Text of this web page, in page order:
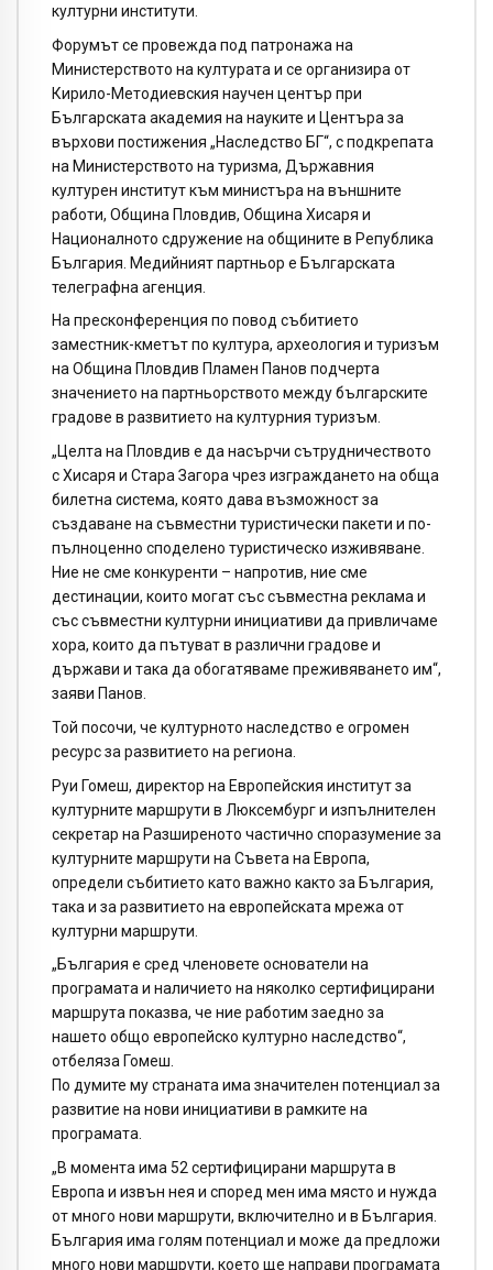
културни институти.
Форумът се провежда под патронажа на
Министерството на културата и се организира от
Кирило-Методиевския научен център при
Българската академия на науките и Центъра за
върхови постижения „Наследство БГ“, с подкрепата
на Министерството на туризма, Държавния
културен институт към министъра на външните
работи, Община Пловдив, Община Хисаря и
Националното сдружение на общините в Република
България. Медийният партньор е Българската
телеграфна агенция.
На пресконференция по повод събитието
заместник-кметът по култура, археология и туризъм
на Община Пловдив Пламен Панов подчерта
значението на партньорството между българските
градове в развитието на културния туризъм.
„Целта на Пловдив е да насърчи сътрудничеството
с Хисаря и Стара Загора чрез изграждането на обща
билетна система, която дава възможност за
създаване на съвместни туристически пакети и по-
пълноценно споделено туристическо изживяване.
Ние не сме конкуренти – напротив, ние сме
дестинации, които могат със съвместна реклама и
със съвместни културни инициативи да привличаме
хора, които да пътуват в различни градове и
държави и така да обогатяваме преживяването им“,
заяви Панов.
Той посочи, че културното наследство е огромен
ресурс за развитието на региона.
Руи Гомеш, директор на Европейския институт за
културните маршрути в Люксембург и изпълнителен
секретар на Разширеното частично споразумение за
културните маршрути на Съвета на Европа,
определи събитието като важно както за България,
така и за развитието на европейската мрежа от
културни маршрути.
„България е сред членовете основатели на
програмата и наличието на няколко сертифицирани
маршрута показва, че ние работим заедно за
нашето общо европейско културно наследство“,
отбеляза Гомеш.
По думите му страната има значителен потенциал за
развитие на нови инициативи в рамките на
програмата.
„В момента има 52 сертифицирани маршрута в
Европа и извън нея и според мен има място и нужда
от много нови маршрути, включително и в България.
България има голям потенциал и може да предложи
много нови маршрути, което ще направи програмата